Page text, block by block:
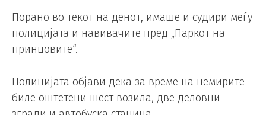
Порано во текот на денот, имаше и судири меѓу
полицијата и навивачите пред „Паркот на
принцовите“.
Полицијата објави дека за време на немирите
биле оштетени шест возила, две деловни